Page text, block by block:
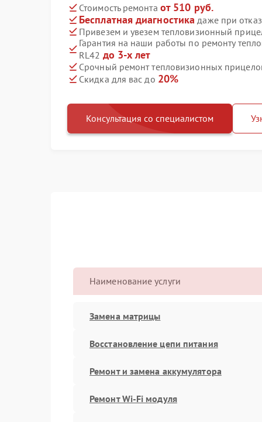
Стоимость ремонта от 510 руб.
Бесплатная диагностика даже при
Привезем и увезем тепловизионный
Гарантия на наши работы по ремонту
RL42 до 3-х лет
Срочный ремонт тепловизионных
Скидка для вас до 20%
Консультация со специалистом
Наименование услуги
Замена матрицы
Восстановление цепи питания
Ремонт и замена аккумулятора
Ремонт Wi-Fi модуля